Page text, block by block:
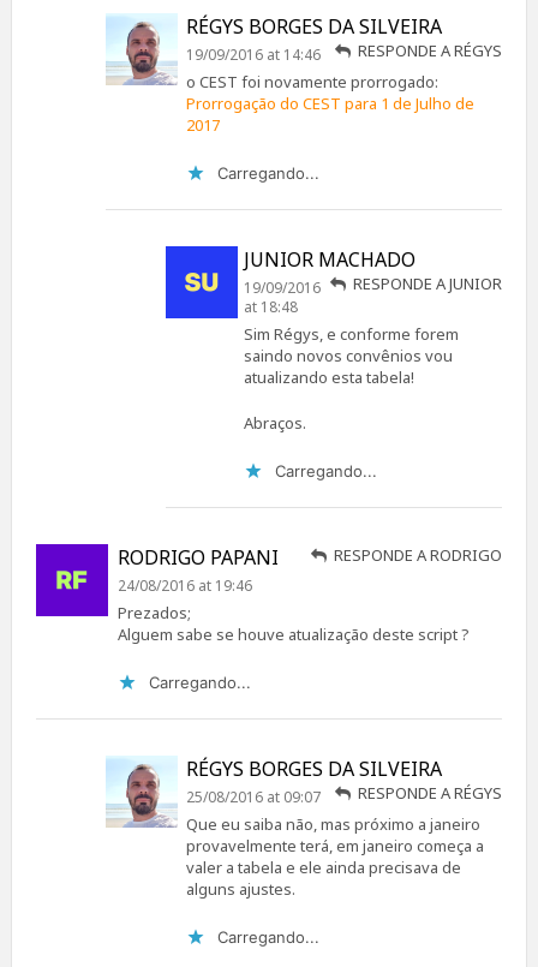
RÉGYS BORGES DA SILVEIRA
RESPONDE A RÉGYS
19/09/2016 at 14:46
o CEST foi novamente prorrogado:
Prorrogação do CEST para 1 de Julho de
2017
Carregando...
JUNIOR MACHADO
RESPONDE A JUNIOR
19/09/2016
at 18:48
Sim Régys, e conforme forem
saindo novos convênios vou
atualizando esta tabela!
Abraços.
Carregando...
RODRIGO PAPANI RESPONDE A RODRIGO
24/08/2016 at 19:46
Prezados;
Alguem sabe se houve atualização deste script ?
Carregando...
RÉGYS BORGES DA SILVEIRA
RESPONDE A RÉGYS
25/08/2016 at 09:07
Que eu saiba não, mas próximo a janeiro
provavelmente terá, em janeiro começa a
valer a tabela e ele ainda precisava de
alguns ajustes.
Carregando...